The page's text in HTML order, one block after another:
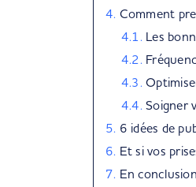
Comment prendre
Les
Soigner
6 idées de
Et si vos prises de
En conclusion